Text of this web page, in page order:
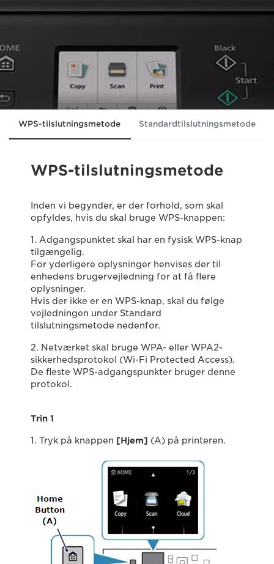
WPS-tilslutningsmetode Standardtilslutningsmetode
WPS-tilslutningsmetode
Inden vi begynder, er der forhold, som skal
opfyldes, hvis du skal bruge WPS-knappen:
1. Adgangspunktet skal har en fysisk WPS-knap
tilgængelig.
For yderligere oplysninger henvises der til
enhedens brugervejledning for at få flere
oplysninger.
Hvis der ikke er en WPS-knap, skal du følge
vejledningen under Standard
tilslutningsmetode nedenfor.
2. Netværket skal bruge WPA- eller WPA2-
sikkerhedsprotokol (Wi-Fi Protected Access).
De fleste WPS-adgangspunkter bruger denne
protokol.
Trin 1
1. Tryk på knappen [Hjem] (A) på printeren.